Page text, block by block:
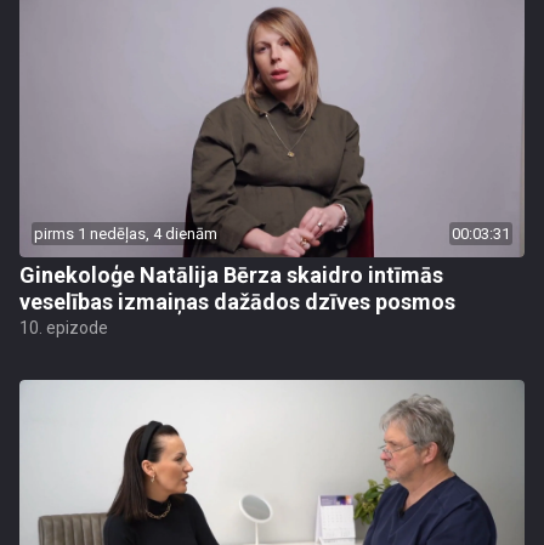
pirms 1 nedēļas, 4 dienām 00:03:31
Ginekoloģe Natālija Bērza skaidro intīmās
veselības izmaiņas dažādos dzīves posmos
10. epizode